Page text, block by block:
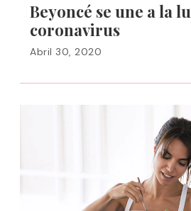
Beyoncé se une a la
coronavirus
Abril 30, 2020